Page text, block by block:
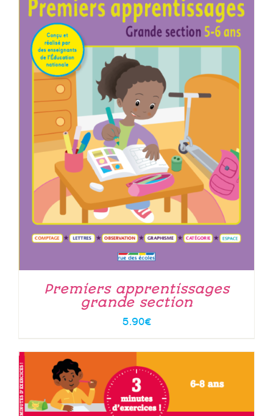
Premiers apprentissages
grande section
5.90€